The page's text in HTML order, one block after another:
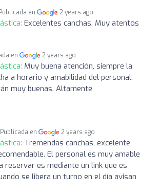
Publicada en 2 years ago
Excelentes canchas. Muy atentos
en 2 years ago
Muy buena atención, siempre la
a horario y amabilidad del personal.
muy buenas. Altamente
Publicada en 2 years ago
Tremendas canchas, excelente
El personal es muy amable
reservar es mediante un link que es
se libera un turno en el día avisan